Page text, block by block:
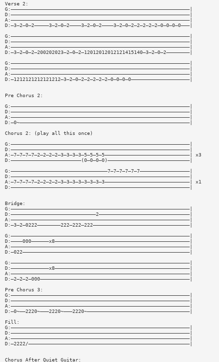
Verse 2:
G:—————————————————————————————————————————————————————————————|
D:—————————————————————————————————————————————————————————————|
A:—————————————————————————————————————————————————————————————|
D:—3—2—0—2—————3—2—0—2————3—2—0—2————3—2—0—2—2—2—2—2—0—0—0—0———|
G:—————————————————————————————————————————————————————————————|
D:—————————————————————————————————————————————————————————————|
A:—————————————————————————————————————————————————————————————|
D:—3—2—0—2—200202023—2—0—2—12012012012121415140—3—2—0—2————————|
G:—————————————————————————————————————————————————————————————|
D:—————————————————————————————————————————————————————————————|
A:—————————————————————————————————————————————————————————————|
D:—1212121212121212—3—2—0—2—2—2—2—2—0—0—0—0————————————————————|
Pre Chorus 2:
G:—————————————————————————————————————————————————————————————|
D:—————————————————————————————————————————————————————————————|
A:—————————————————————————————————————————————————————————————|
D:—0~——————————————————————————————————————————————————————————|
Chorus 2: (play all this once)
G:—————————————————————————————————————————————————————————————|
D:—————————————————————————————————————————————————————————————|
A:—7—7—7—7—2—2—2—2—3—3—3—3—5—5—5—5—————————————————————————————| x3
D:————————————————————————(0—0—0—0)————————————————————————————|
G:—————————————————————————————————7—7—7—7—7—7—————————————————|
D:—————————————————————————————————————————————————————————————|
A:—7—7—7—7—2—2—2—2—3—3—3—3—3—3—3—3—————————————————————————————| x1
D:—————————————————————————————————————————————————————————————|
Bridge:
G:—————————————————————————————————————————————————————————————|
D:—————————————————————————————2———————————————————————————————|
A:—————————————————————————————————————————————————————————————|
D:—3—2—0222————————222—222—222—————————————————————————————————|
G:—————————————————————————————————————————————————————————————|
D:————000——————x8——————————————————————————————————————————————|
A:—————————————————————————————————————————————————————————————|
D:—022—————————————————————————————————————————————————————————|
G:—————————————————————————————————————————————————————————————|
D:—————————————x8——————————————————————————————————————————————|
A:—————————————————————————————————————————————————————————————|
D:—2—2—2—000———————————————————————————————————————————————————|
Pre Chorus 3:
G:—————————————————————————————————————————————————————————————|
D:—————————————————————————————————————————————————————————————|
A:—————————————————————————————————————————————————————————————|
D:—0~——2220~———2220~———2220~———————————————————————————————————|
Fill:
G:—————————————————————————————————————————————————————————————|
D:—————————————————————————————————————————————————————————————|
A:—————————————————————————————————————————————————————————————|
D:—2222/———————————————————————————————————————————————————————|
Chorus After Quiet Guitar: